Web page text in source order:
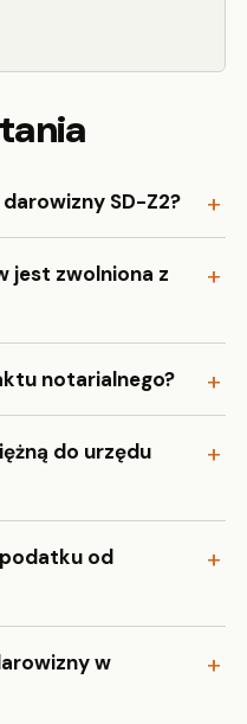
SD-Z2?
jest zwolniona z
notarialnego?
do urzędu
od
w